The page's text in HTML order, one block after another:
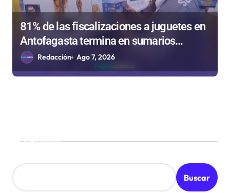
81% de las fiscalizaciones a juguetes en
Antofagasta termina en sumarios
sanitarios
Redacción Ago 7, 2026
Buscar
Buscar